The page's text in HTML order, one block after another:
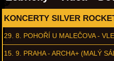
KONCERTY SILVER
29. 8. POHOŘÍ U MALEČOVA -
15. 9. PRAHA - ARCHA+ (MALÝ